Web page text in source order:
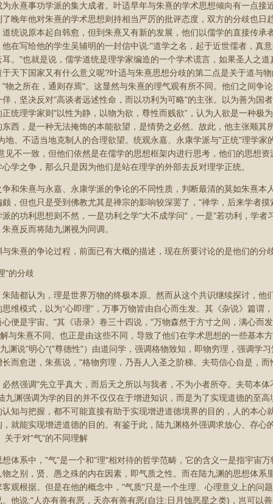
为永熹事功学派的集大成者。叶适早年与朱熹的学术思想倾向有一点接
晚年他对朱熹的学术思想则持相当严厉的批评态度，双方的分歧也日
道统说原本起自韩愈，但到朱熹又有新的发展，他们以儒学的直接传承
他在写给他的学生吴辅明的一封信中说:"道学之名，起于近世儒者，真
。"也就是说，儒学道统是理学家编造的一个学术谎言，如果圣人之道
于天下国家又有什么意义呢?叶适与朱熹思想分歧的第二点是关于道与
"物之所在，通则存焉"。这显然与朱熹的理气观有所不同。他们之间争
，坚决反对"高谈者远述性命，而以功利为可略"的主张。以为善为国
统理学家则"以性为静，以物为欲，尊性而贱欲”，认为人欲是一种极
西，是一种无法掩饰的本能欲望，是情势之必然。故此，他主张顺其
地、不适当地克制人的合理欲望。统观永嘉、永康学派与"正统"理学家
见不一致，但他们依然是在儒学的思想框架内进行思考，他们的思想
学之争，那么只是因为他们是站在理学的外部去反对理学正统。
争和朱熹与永嘉、永康学派的争论的不同性质，判断最清的莫如朱熹本
颇，但也只是受到佛教尤其是禅宗的影响较深罢了，"禅学，后来学者
派的功利思想则不然，一是功利之学"大不成学问"，一是"若功利，学
熹反而将陆九渊视为同调。
与朱熹的争论过程，前面已有大概的描述，现在所要讨论的是他们的分
"的分歧
朱陆都认为，理是世界万物的终极本原。然而从这个共识继续探讨，他
思维模式，以为“心即理”，万事万物皆由自心而生发。其《杂说》篇谓
便是宇宙。"其《语录》卷三十四说，"万物森然于方寸之间，满心而
与朱熹不同。也正是由这些不同，导致了他们在学术思想的一些基本
渊说"明心"("尊德性"）由道问学，强调格物致知，即物穷理，强调学
长而愈迸，朱蕉说，"格物穷理，乃吾人入圣之阶梯。夫苟信心自是，
必然强调"先立乎真大，而后天之所以与我者，不为小者所夺。夫苟本
九渊强调为学的目的并不仅仅在于增进知识，而是为了实现道德的至
知与把握，都不可能直接有助于实现增进道德境界的目的，人的本心
，就能实现增进道德的目的。有鉴于此，陆九渊格外强调求放心、存心
关于对"气"的不同理解
想体系中，"气"是一个和"理"相对待的哲学范畴，它的含义一是指宇宙
物之别，贤、愚之殊的内在因素，即气质之性。而在陆九渊的思想体系
客观根据。但是在他的概念中，"气质"只是一个生理、心理意义上的问
。他说:"人亦有善有恶，天亦有善有恶(自注:日月蚀恶星之类)，岂可以